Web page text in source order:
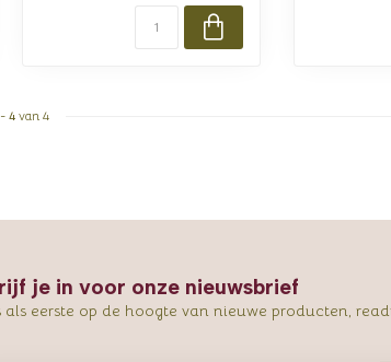
- 4 van 4
je in voor onze nieuwsbrief
als eerste op de hoogte van nieuwe producten,